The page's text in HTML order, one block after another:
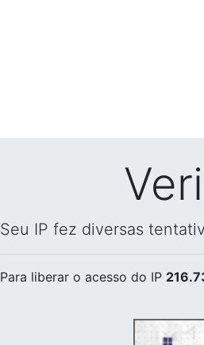
Seu IP fez diversas
Para liberar o acesso do IP